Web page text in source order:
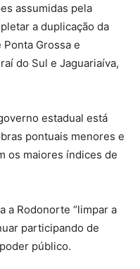
assumidas pela
a duplicação da
Grossa e
do Sul e Jaguariaíva,
estadual está
pontuais menores e
os maiores índices de
a Rodonorte “limpar a
participando de
público.